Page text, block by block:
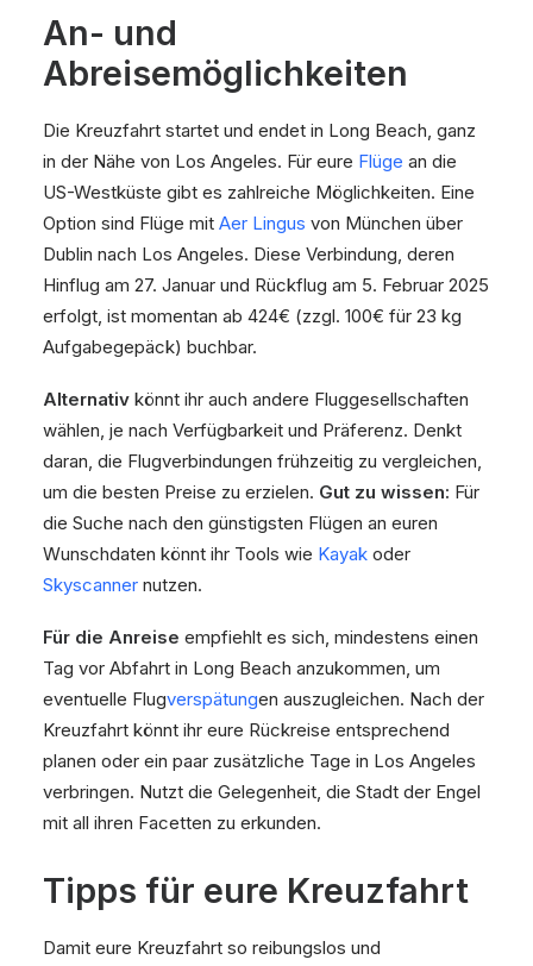
An- und
Abreisemöglichkeiten
Die Kreuzfahrt startet und endet in Long Beach, ganz
in der Nähe von Los Angeles. Für eure Flüge an die
US-Westküste gibt es zahlreiche Möglichkeiten. Eine
Option sind Flüge mit Aer Lingus von München über
Dublin nach Los Angeles. Diese Verbindung, deren
Hinflug am 27. Januar und Rückflug am 5. Februar 2025
erfolgt, ist momentan ab 424€ (zzgl. 100€ für 23 kg
Aufgabegepäck) buchbar.
Alternativ könnt ihr auch andere Fluggesellschaften
wählen, je nach Verfügbarkeit und Präferenz. Denkt
daran, die Flugverbindungen frühzeitig zu vergleichen,
um die besten Preise zu erzielen. Gut zu wissen: Für
die Suche nach den günstigsten Flügen an euren
Wunschdaten könnt ihr Tools wie Kayak oder
Skyscanner nutzen.
Für die Anreise empfiehlt es sich, mindestens einen
Tag vor Abfahrt in Long Beach anzukommen, um
eventuelle Flugverspätungen auszugleichen. Nach der
Kreuzfahrt könnt ihr eure Rückreise entsprechend
planen oder ein paar zusätzliche Tage in Los Angeles
verbringen. Nutzt die Gelegenheit, die Stadt der Engel
mit all ihren Facetten zu erkunden.
Tipps für eure Kreuzfahrt
Damit eure Kreuzfahrt so reibungslos und